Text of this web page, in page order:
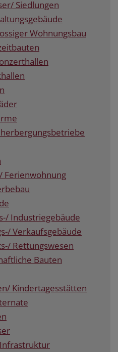
Siedlungen
Wohnungsbau
Ferienwohnung
Industriegebäude
Verkaufsgebäude
Rettungswesen
Bauten
Kindertagesstätten